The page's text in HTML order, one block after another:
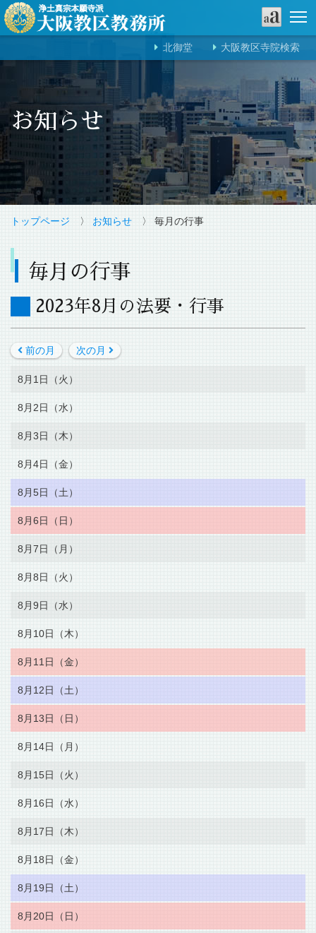
北御堂 大阪教区寺院検索
お知らせ
トップページ 〉 お知らせ 〉 毎月の行事
毎月の行事
2023年8月の法要・行事
前の月 次の月
8月1日（火）
8月2日（水）
8月3日（木）
8月4日（金）
8月5日（土）
8月6日（日）
8月7日（月）
8月8日（火）
8月9日（水）
8月10日（木）
8月11日（金）
8月12日（土）
8月13日（日）
8月14日（月）
8月15日（火）
8月16日（水）
8月17日（木）
8月18日（金）
8月19日（土）
8月20日（日）